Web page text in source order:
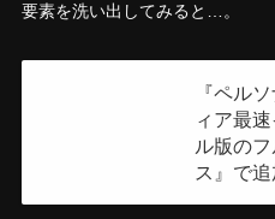
要素を洗い出してみると…。
『ペル
ィア最
ル版の
ス』で